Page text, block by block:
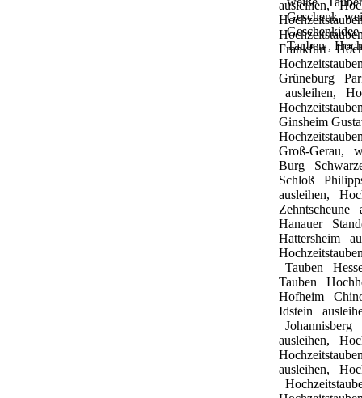
ausleihen,
Frankfurt
Grüneburg
ausleihen,
Ginsheim
Groß-Gerau,
Burg
Schloß
ausleihen,
Zehntscheune
Hanauer
Hattersheim
Tauben
Tauben
Hofheim
Idstein
Johannisberg
ausleihen,
ausleihen,
Geschenk,
Tauben ,